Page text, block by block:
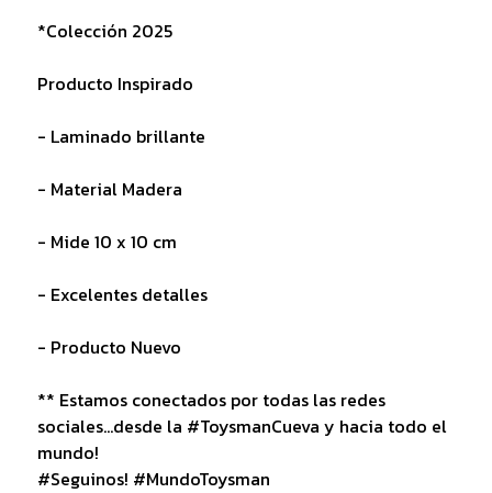
*Colección 2025
Producto Inspirado
- Laminado brillante
- Material Madera
- Mide 10 x 10 cm
- Excelentes detalles
- Producto Nuevo
** Estamos conectados por todas las redes
sociales...desde la #ToysmanCueva y hacia todo el
mundo!
#Seguinos! #MundoToysman